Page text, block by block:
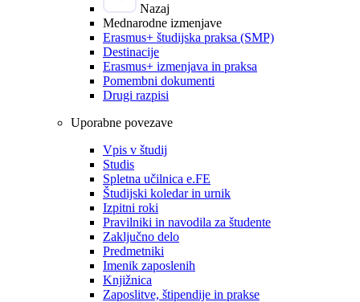
Nazaj
Mednarodne izmenjave
Erasmus+ študijska praksa (SMP)
Destinacije
Erasmus+ izmenjava in praksa
Pomembni dokumenti
Drugi razpisi
Uporabne povezave
Vpis v študij
Studis
Spletna učilnica e.FE
Študijski koledar in urnik
Izpitni roki
Pravilniki in navodila za študente
Zaključno delo
Predmetniki
Imenik zaposlenih
Knjižnica
Zaposlitve, štipendije in prakse